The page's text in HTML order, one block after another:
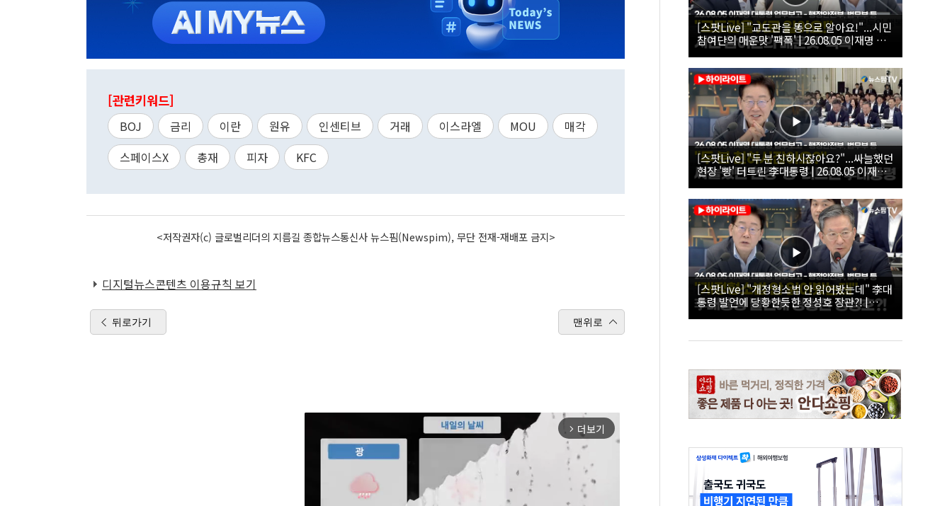
[관련키워드]
BOJ 금리 이란 원유 인센티브 거래 이스라엘 MOU
매각
스페이스X
총재 피자 KFC
<저작권자(c) 글로벌리더의 지름길 종합뉴스통신사 뉴스핌(Newspim), 무단 전재-재배포 금지>
디지털뉴스콘텐츠 이용규칙 보기
뒤로가기 맨위로
arrow_forward_ios 더보기
[스팟Live] "교도관을 똥으로 알아요!"...시민
참여단의 매운맛 '팩폭' | 26.08.05 이재명 대
통령 업무보고 - 행정안전부, 법무부, 국무조
정실, 법제처, 인사혁신처
[스팟Live] "두 분 친하시잖아요?"...싸늘했던
현장 '빵' 터트린 李대통령 | 26.08.05 이재명
대통령 업무보고 - 행정안전부, 법무부 등
[스팟Live] "개정형소법 안 읽어봤는데" 李대
통령 발언에 당황한듯한 정성호 장관?! |
26.08.05 이재명 대통령 업무보고 - 행정안전